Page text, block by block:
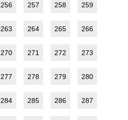
256 257 258 259
263 264 265 266
270 271 272 273
277 278 279 280
284 285 286 287